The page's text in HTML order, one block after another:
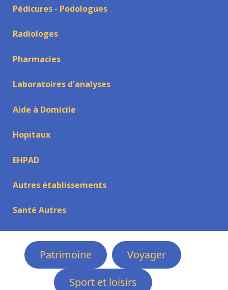
Pédicures - Podologues
Radiologes
Pharmacies
Laboratoires d'analyses
Aide à Domicile
Hopitaux
EHPAD
Autres établissements
Santé Autres
Patrimoine
Voyager
Sport et loisirs